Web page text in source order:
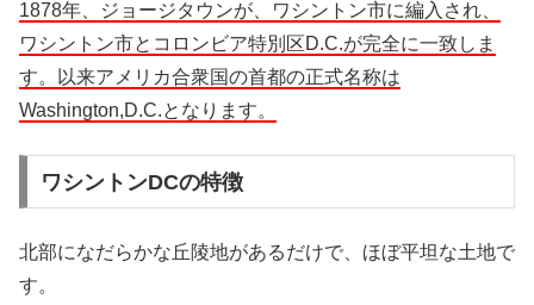
1878年、ジョージタウンが、ワシントン市に編入され、
ワシントン市とコロンビア特別区D.C.が完全に一致しま
す。以来アメリカ合衆国の首都の正式名称は
Washington,D.C.となります。
ワシントンDCの特徴
北部になだらかな丘陵地があるだけで、ほぼ平坦な土地で
す。